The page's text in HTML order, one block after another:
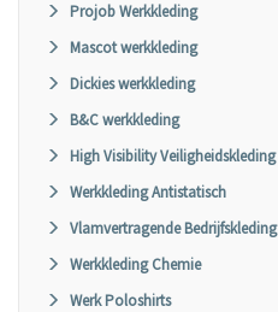
Projob Werkkleding
Mascot werkkleding
Dickies werkkleding
B&C werkkleding
High Visibility Veiligheidskleding
Werkkleding Antistatisch
Vlamvertragende Bedrijfskleding
Werkkleding Chemie
Werk Poloshirts